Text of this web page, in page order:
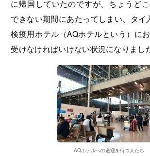
に帰国していたのですが、ちょうど
できない期間にあたってしまい、タイ
検疫用ホテル（AQホテルという）に
受けなければいけない状況になりまし
AQホテルへの送迎を待つ人たち